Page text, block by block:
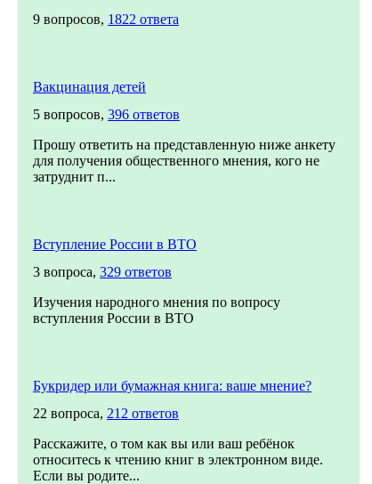
9 вопросов, 1822 ответа
Вакцинация детей
5 вопросов, 396 ответов
Прошу ответить на представленную ниже анкету
для получения общественного мнения, кого не
затруднит п...
Вступление России в ВТО
3 вопроса, 329 ответов
Изучения народного мнения по вопросу
вступления России в ВТО
Букридер или бумажная книга: ваше мнение?
22 вопроса, 212 ответов
Расскажите, о том как вы или ваш ребёнок
относитесь к чтению книг в электронном виде.
Если вы родите...